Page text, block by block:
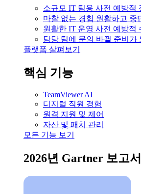
소규모 IT 팀용 사전 예방적
마찰 없는 경험 원활하고 중
원활한 IT 운영 사전 예방적
담당 팀에 문의 바뀔 준비가
플랫폼 살펴보기
핵심 기능
TeamViewer AI
디지털 직원 경험
원격 지원 및 제어
자산 및 패치 관리
모든 기능 보기
2026년 Gartner 보고서